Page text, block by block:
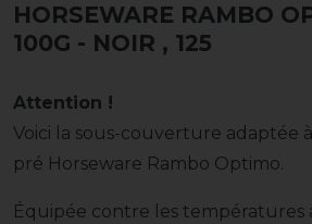
HORSEWARE RAMBO
100G - NOIR , 125
Attention !
Voici la sous-couverture adaptée
pré Horseware Rambo Optimo.
Équipée contre les températures